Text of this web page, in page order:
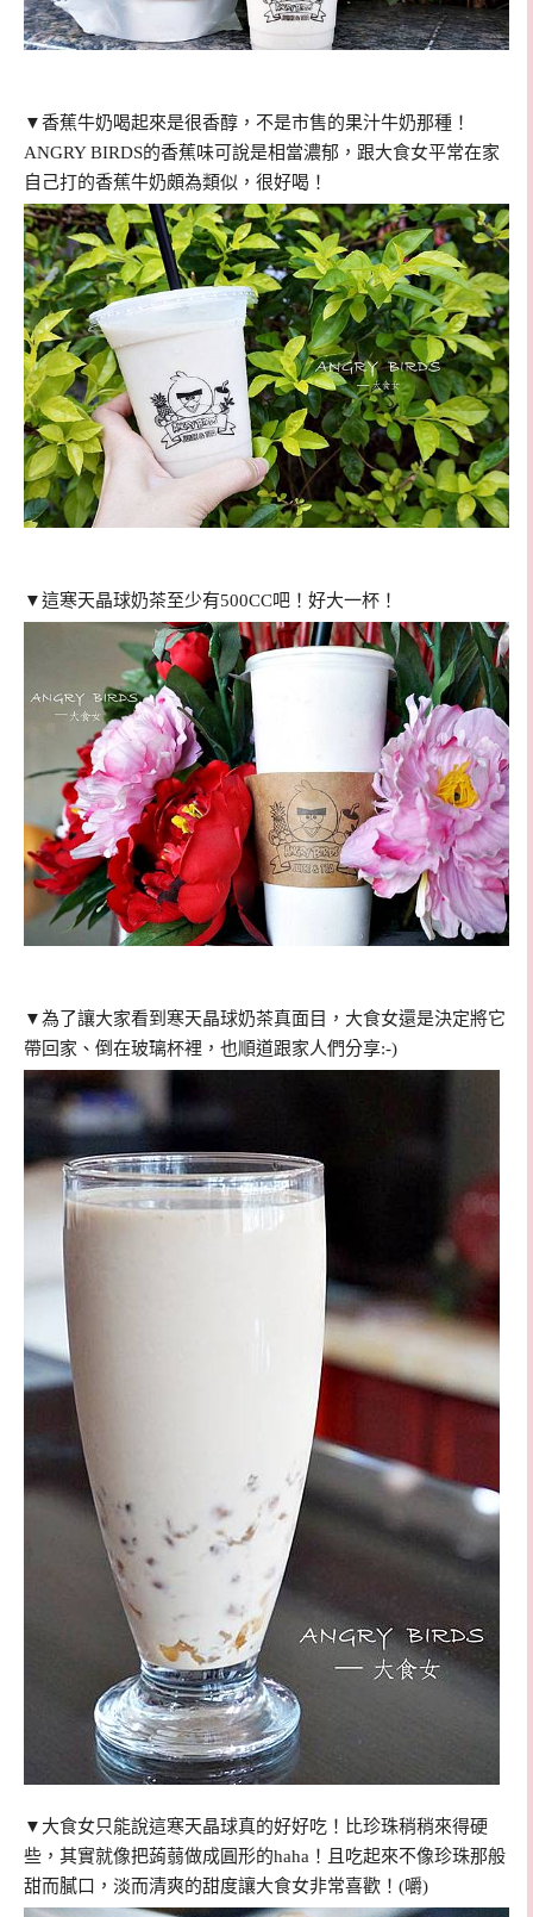
▼香蕉牛奶喝起來是很香醇，不是市售的果汁牛奶那種！
ANGRY BIRDS的香蕉味可說是相當濃郁，跟大食女平常在家
自己打的香蕉牛奶頗為類似，很好喝！
▼這寒天晶球奶茶至少有500CC吧！好大一杯！
▼為了讓大家看到寒天晶球奶茶真面目，大食女還是決定將它
帶回家、倒在玻璃杯裡，也順道跟家人們分享:-)
▼大食女只能說這寒天晶球真的好好吃！比珍珠稍稍來得硬
些，其實就像把蒟蒻做成圓形的haha！且吃起來不像珍珠那般
甜而膩口，淡而清爽的甜度讓大食女非常喜歡！(嚼)